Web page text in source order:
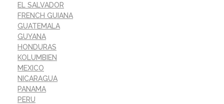
EL SALVADOR
FRENCH GUIANA
GUATEMALA
GUYANA
HONDURAS
KOLUMBIEN
MEXICO
NICARAGUA
PANAMA
PERU